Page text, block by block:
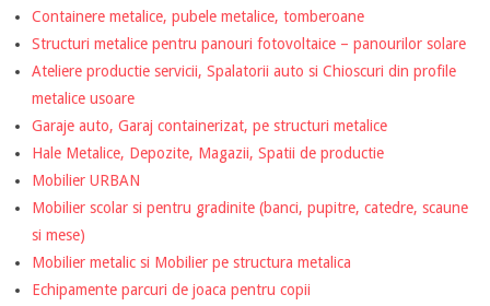
Containere metalice, pubele metalice, tomberoane
Structuri metalice pentru panouri fotovoltaice – panourilor solare
Ateliere productie servicii, Spalatorii auto si Chioscuri din profile
metalice usoare
Garaje auto, Garaj containerizat, pe structuri metalice
Hale Metalice, Depozite, Magazii, Spatii de productie
Mobilier URBAN
Mobilier scolar si pentru gradinite (banci, pupitre, catedre, scaune
si mese)
Mobilier metalic si Mobilier pe structura metalica
Echipamente parcuri de joaca pentru copii